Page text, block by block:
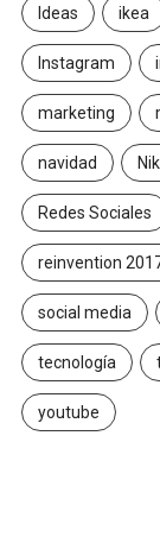
Ideas ikea
Instagram
marketing
navidad
Redes Sociales
reinvention
social media
tecnología
youtube